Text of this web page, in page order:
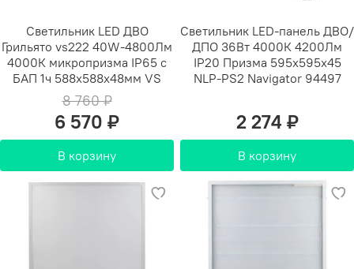
Светильник LED ДВО
Грильято vs222 40W-4800Лм
4000К микропризма IP65 с
БАП 1ч 588х588х48мм VS
8 760 ₽
6 570 ₽
В корзину
Светильник LED-панель ДВО/
ДПО 36Вт 4000К 4200Лм
IP20 Призма 595x595x45
NLP-PS2 Navigator 94497
2 274 ₽
В корзину